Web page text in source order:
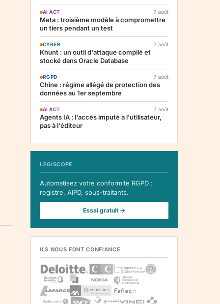
AI ACT 7 août
Meta : troisième modèle à compromettre
un tiers pendant un test
CYBER 7 août
Khunt : un outil d'attaque compilé et
stocké dans Oracle Database
RGPD 7 août
Chine : régime allégé de protection des
données au 1er septembre
AI ACT 7 août
Agents IA : l'accès imputé à l'utilisateur,
pas à l'éditeur
LEGISCOPE
Automatisez votre conformite RGPD :
registre, AIPD, sous-traitants.
Essai gratuit →
ILS NOUS FONT CONFIANCE